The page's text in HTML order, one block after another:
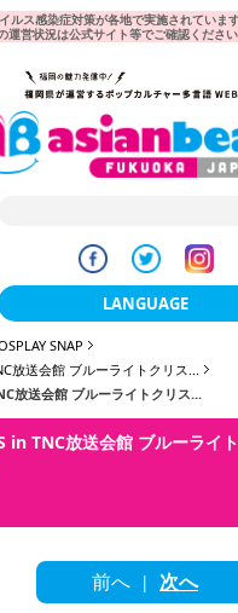
ルス感染症対策が各地で実施されていま
運営状況は公式サイト等でご確認ください
LANGUAGE
한국어
簡体中文
ภาษาไทย
SNAP
放送会館 ブルーライトクリス...
放送会館 ブルーライトクリス...
in TNC放送会館 ブルーライ
前へ | 次へ